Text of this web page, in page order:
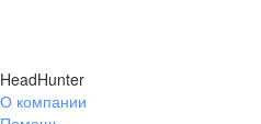
HeadHunter
О компании